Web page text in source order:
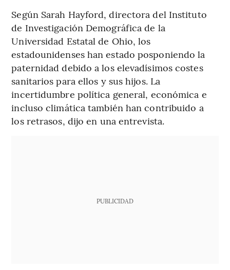
Según Sarah Hayford, directora del Instituto
de Investigación Demográfica de la
Universidad Estatal de Ohio, los
estadounidenses han estado posponiendo la
paternidad debido a los elevadísimos costes
sanitarios para ellos y sus hijos. La
incertidumbre política general, económica e
incluso climática también han contribuido a
los retrasos, dijo en una entrevista.
PUBLICIDAD